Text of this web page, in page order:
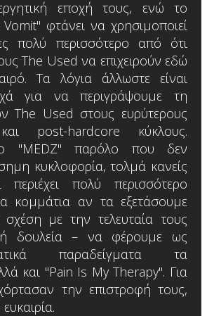
εποχή τους, ενώ το
φτάνει να χρησιμοποιεί
πολύ περισσότερο από ότι
The Used να επιχειρούν εδώ
Τα λόγια άλλωστε είναι
για να περιγράψουμε τη
The Used στους ευρύτερους
post-hardcore κύκλους.
"MEDZ" παρόλο που δεν
κυκλοφορία, τολμά κανείς
πολύ περισσότερο
κομμάτια αν τα εξετάσουμε
με την τελευταία τους
δουλεία – να φέρουμε ως
παραδείγματα τα
και "Pain Is My Therapy". Για
την επιστροφή τους,